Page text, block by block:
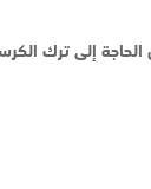
إلى ترك